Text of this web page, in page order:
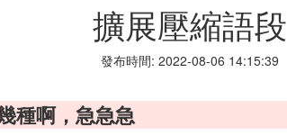
擴展壓縮語段
發布時間: 2022-08-06 14:15:39
種啊，急急急